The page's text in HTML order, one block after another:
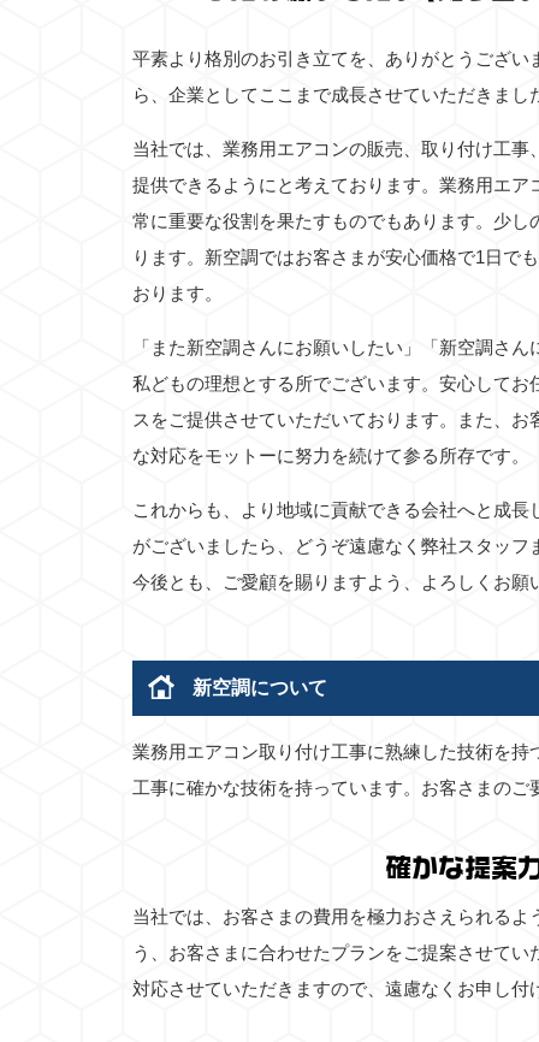
平素より格別のお引き立てを、ありがとうござ
ら、企業としてここまで成長させていただきまし
当社では、業務用エアコンの販売、取り付け工
提供できるようにと考えております。業務用エ
常に重要な役割を果たすものでもあります。少
ります。新空調ではお客さまが安心価格で1日で
おります。
「また新空調さんにお願いしたい」「新空調さ
私どもの理想とする所でございます。安心して
スをご提供させていただいております。また、
な対応をモットーに努力を続けて参る所存です。
これからも、より地域に貢献できる会社へと成
がございましたら、どうぞ遠慮なく弊社スタッ
今後とも、ご愛顧を賜りますよう、よろしくお願
新空調について
業務用エアコン取り付け工事に熟練した技術を
工事に確かな技術を持っています。お客さまの
確かな提案
当社では、お客さまの費用を極力おさえられる
う、お客さまに合わせたプランをご提案させて
対応させていただきますので、遠慮なくお申し付